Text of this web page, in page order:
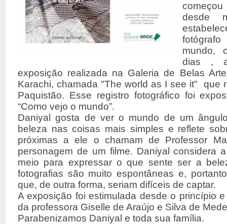
desde
mundo,
dias , a
exposição realizada na Galeria de Belas
Karachi, chamada "The world as I see it" que
Paquistão. Esse registro fotográfico foi
“Como vejo o mundo”.
Daniyal gosta de ver o mundo de um
beleza nas coisas mais simples e reflete
próximas a ele o chamam de Professor
personagem de um filme. Daniyal considera
meio para expressar o que sente ser a
fotografias são muito espontâneas e,
que, de outra forma, seriam difíceis de captar.
A exposição foi estimulada desde o princípio
da professora Giselle de Araújo e Silva de
Parabenizamos Daniyal e toda sua família.